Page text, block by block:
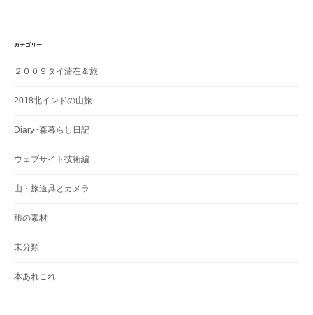
カテゴリー
２００９タイ滞在＆旅
2018北インドの山旅
Diary~森暮らし日記
ウェブサイト技術編
山・旅道具とカメラ
旅の素材
未分類
本あれこれ